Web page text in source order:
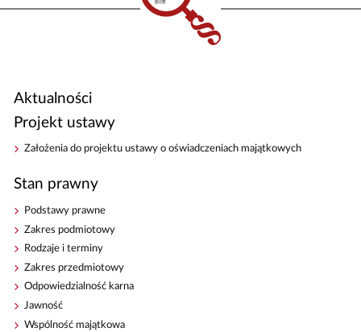
Aktualności
Projekt ustawy
Założenia do projektu ustawy o oświadczeniach majątkowych
Stan prawny
Podstawy prawne
Zakres podmiotowy
Rodzaje i terminy
Zakres przedmiotowy
Odpowiedzialność karna
Jawność
Wspólność majątkowa